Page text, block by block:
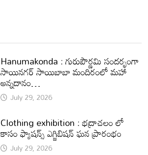
Hanumakonda : గురుపౌర్ణమి సందర్భంగా
సాయినగర్‌ సాయిబాబా మందిరంలో మహా
అన్నదానం…
July 29, 2026
Clothing exhibition : భద్రాచలం లో
కాసం ఫ్యాషన్స్ ఎగ్జిబిషన్ ఘన ప్రారంభం
July 29, 2026